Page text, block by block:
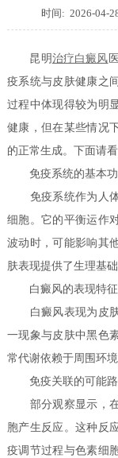
时间: 2026-04-
昆明治疗白癜风
疫系统与皮肤健康之
过程中体现得较为明
健康，但在某些情况
的正常生成。下面请看
免疫系统的基本
免疫系统作为人体
细胞。它的平衡运作
波动时，可能影响其
肤表现提供了生理基础
白癜风的表现特征
白癜风表现为皮肤
一现象与皮肤中黑色
常代谢依赖于周围环
免疫关联的可能
部分观察显示，在
胞产生反应。这种反
疫调节过程与色素细